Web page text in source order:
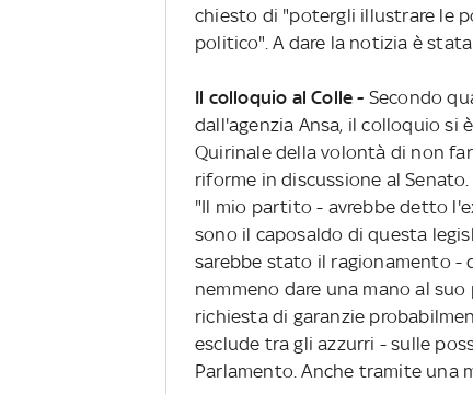
chiesto di "potergli illustrare le
politico". A dare la notizia è
Il colloquio al Colle - Secondo
dall'agenzia Ansa, il colloquio si
Quirinale della volontà di non
riforme in discussione al Senato.
"Il mio partito - avrebbe detto
sono il caposaldo di questa
sarebbe stato il ragionamento -
nemmeno dare una mano al
richiesta di garanzie
esclude tra gli azzurri - sulle
Parlamento. Anche tramite una